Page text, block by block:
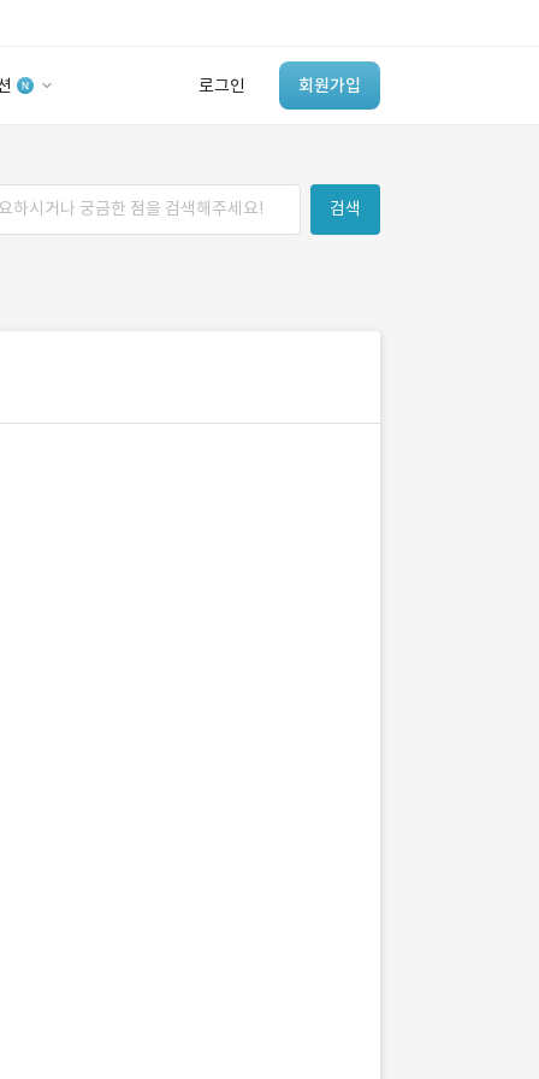
로그인 회원가입
유사사례 검색 AI
‘이런 거’ 만들어본
검색